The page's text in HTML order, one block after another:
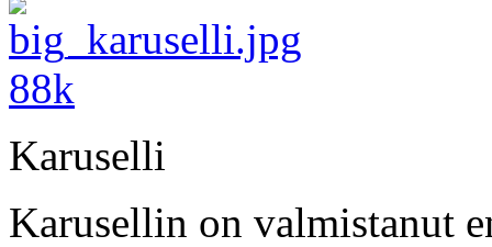
Karuselli
Karusellin on valmistanut